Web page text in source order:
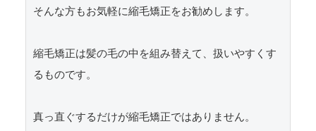
そんな方もお気軽に縮毛矯正をお勧めします。
縮毛矯正は髪の毛の中を組み替えて、扱いやすくす
るものです。
真っ直ぐするだけが縮毛矯正ではありません。